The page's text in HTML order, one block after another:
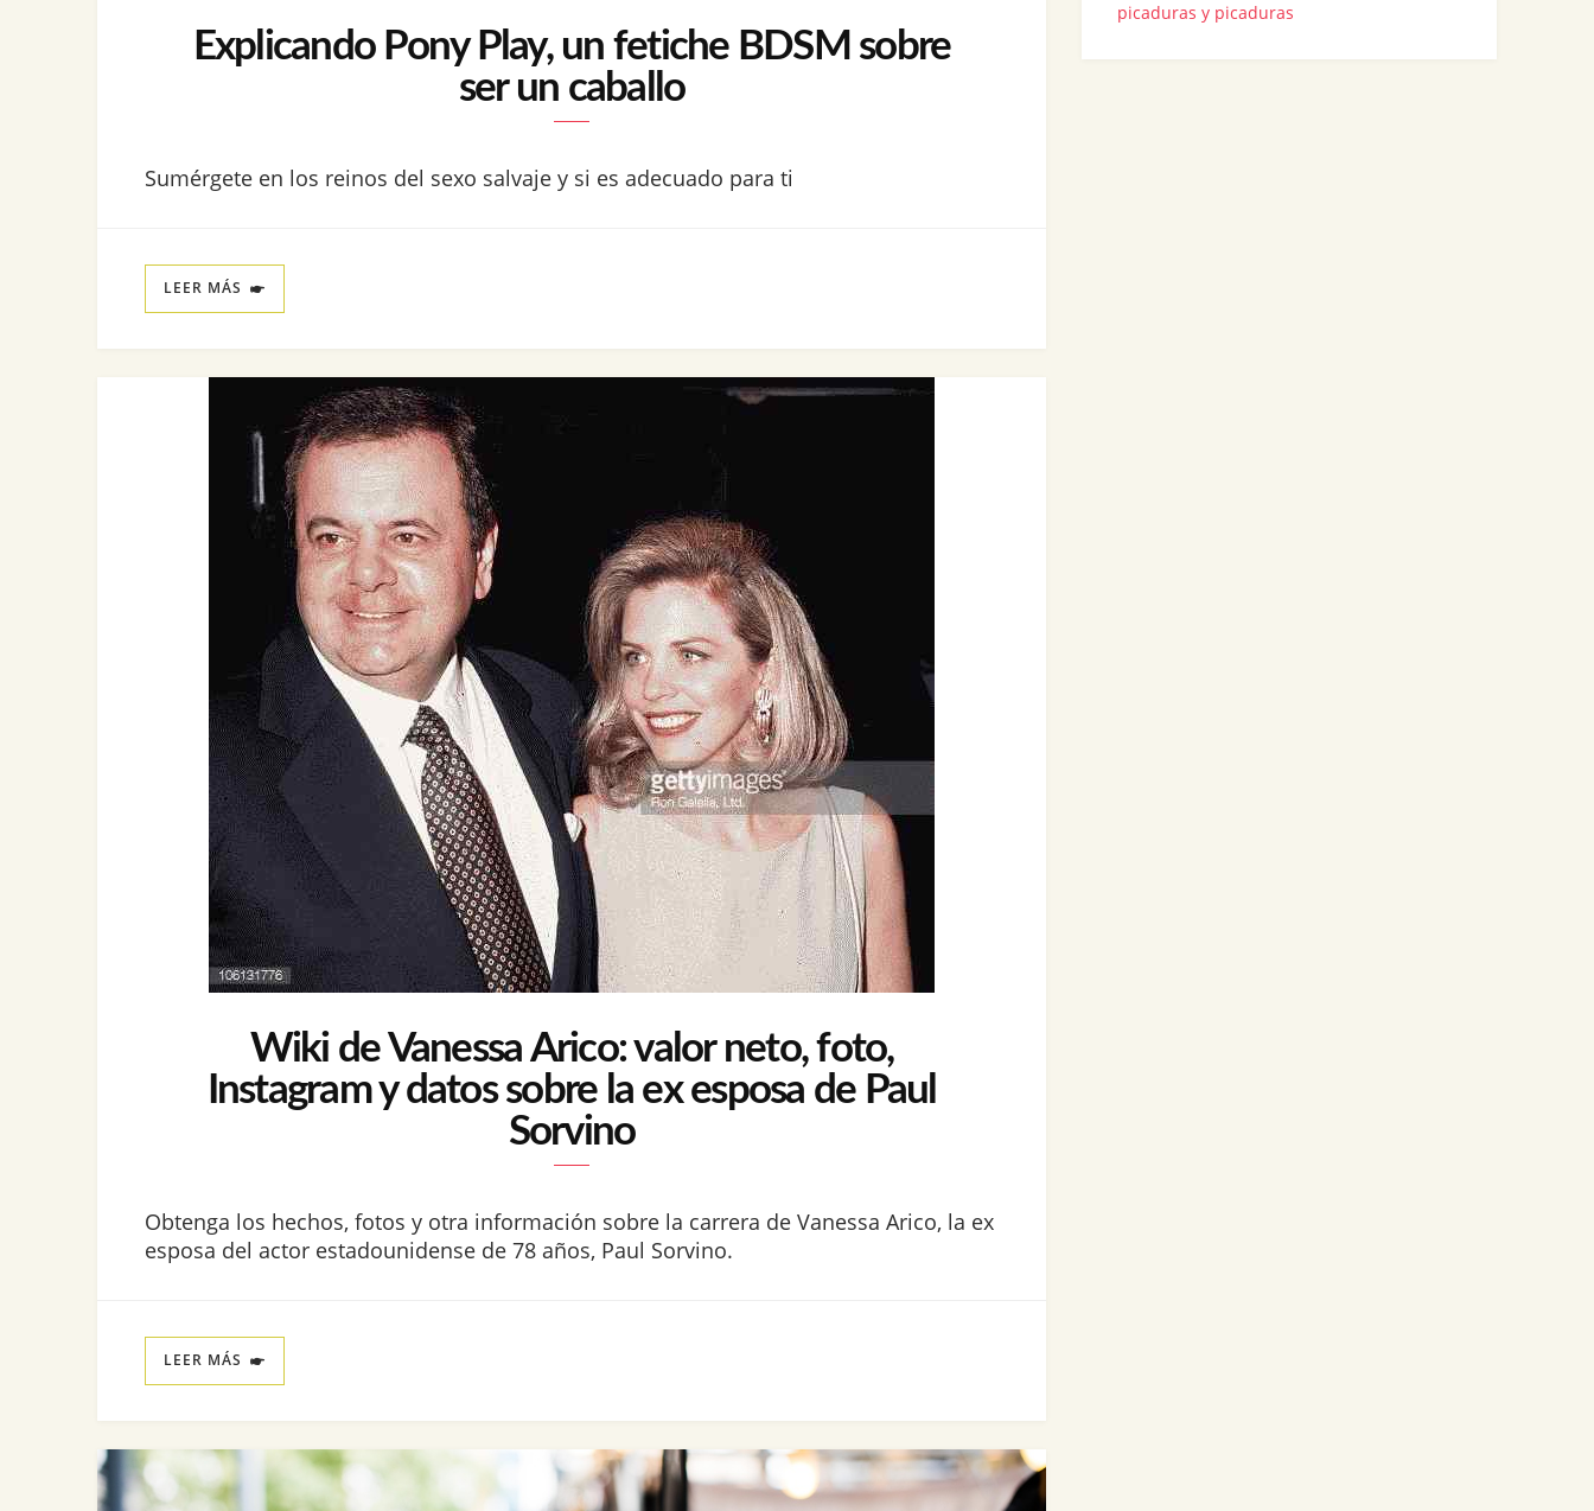
Explicando Pony Play, un fetiche BDSM sobre
ser un caballo
Sumérgete en los reinos del sexo salvaje y si es adecuado para ti
LEER MÁS
Wiki de Vanessa Arico: valor neto, foto,
Instagram y datos sobre la ex esposa de Paul
Sorvino
Obtenga los hechos, fotos y otra información sobre la carrera de Vanessa Arico, la ex
esposa del actor estadounidense de 78 años, Paul Sorvino.
LEER MÁS
picaduras y picaduras